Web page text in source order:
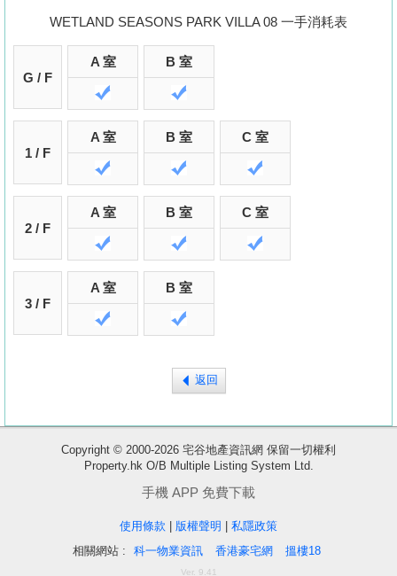
WETLAND SEASONS PARK VILLA 08 一手消耗表
G / F
A 室 B 室
1 / F
A 室 B 室 C 室
2 / F
A 室 B 室 C 室
3 / F
A 室 B 室
返回
Copyright © 2000-2026 宅谷地產資訊網 保留一切權利
Property.hk O/B Multiple Listing System Ltd.
手機 APP 免費下載
使用條款 版權聲明
私隱政策
相關網站 :
科一物業資訊 香港豪宅網 搵樓18
Ver. 9.41